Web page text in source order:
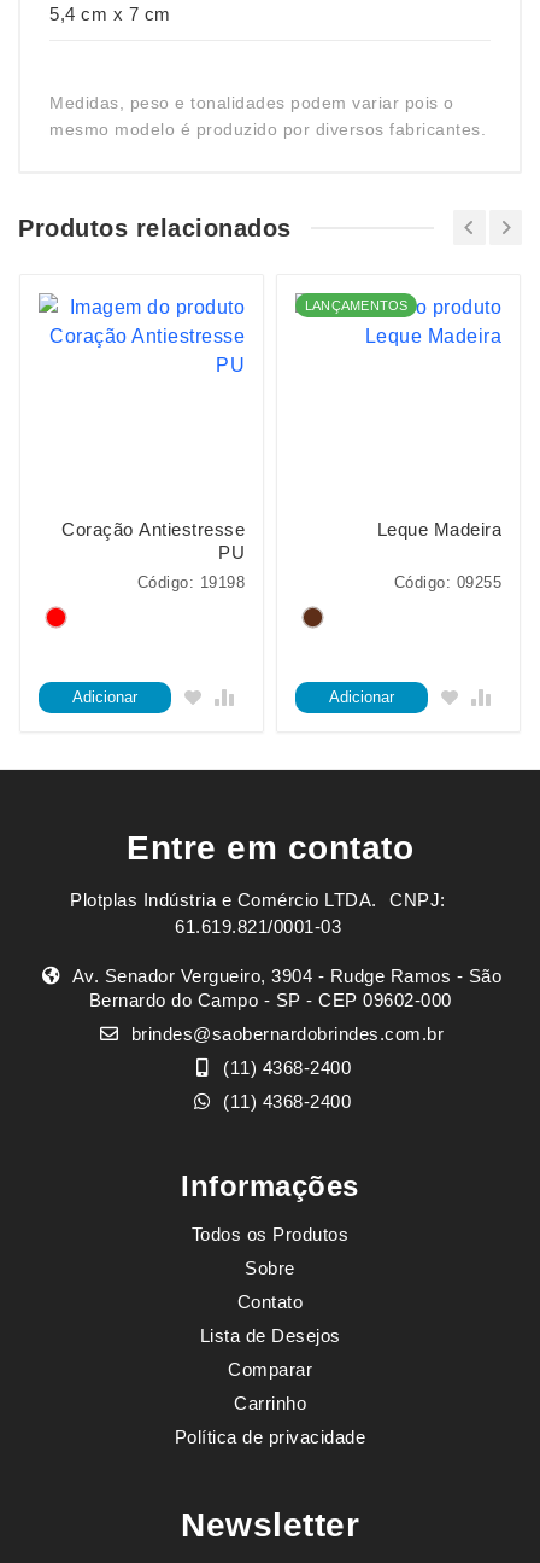
5,4 cm x 7 cm
Medidas, peso e tonalidades podem variar pois o
mesmo modelo é produzido por diversos fabricantes.
Produtos relacionados
Coração Antiestresse
PU
Código: 19198
Adicionar
LANÇAMENTOS
Leque Madeira
Código: 09255
Adicionar
Entre em contato
Plotplas Indústria e Comércio LTDA. ㅤㅤㅤ CNPJ:
61.619.821/0001-03
Av. Senador Vergueiro, 3904 - Rudge Ramos - São
Bernardo do Campo - SP - CEP 09602-000
brindes@saobernardobrindes.com.br
(11) 4368-2400
(11) 4368-2400
Informações
Todos os Produtos
Sobre
Contato
Lista de Desejos
Comparar
Carrinho
Política de privacidade
Newsletter